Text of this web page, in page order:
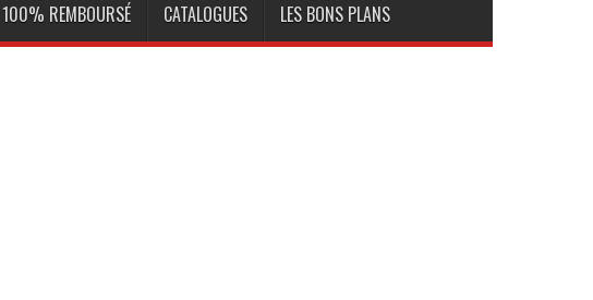
100% REMBOURSÉ CATALOGUES LES BONS PLANS